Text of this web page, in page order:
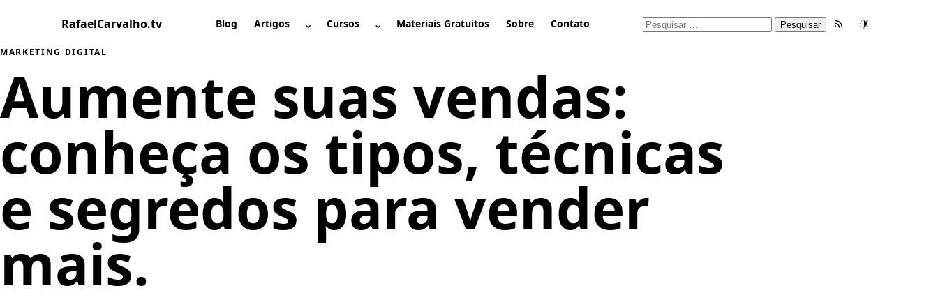
conteúdo
RafaelCarvalho.tv Blog Artigos Abrir submenu
⌄ Cursos Abrir submenu
⌄ Materiais Gratuitos Sobre Contato
Pesquisar
Feed RSSTema
MARKETING DIGITAL
Aumente suas vendas:
conheça os tipos, técnicas
e segredos para vender
mais.